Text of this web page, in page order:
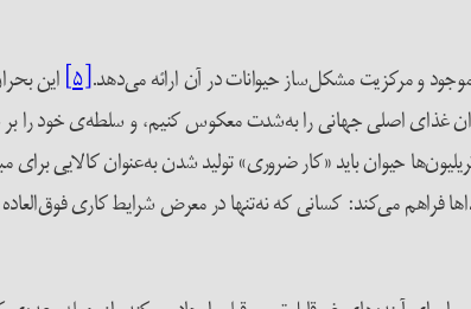
[۵]
این
غذای اصلی جهانی را به‌شدت معکوس کنیم، و سلطه‌ی خود را بر
حیوان باید «کار ضروری» تولید شدن به‌عنوان کالایی
فراهم می‌کند: کسانی که نه‌تنها در معرض شرایط کاری